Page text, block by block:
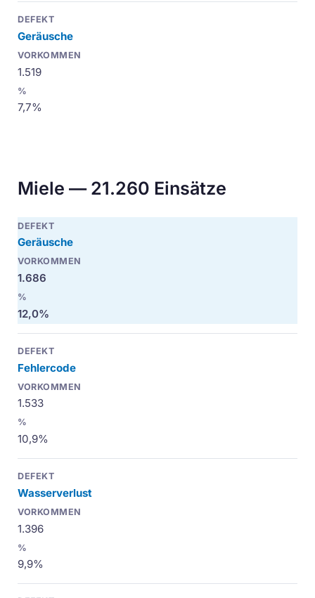
Geräusche
1.519
7,7%
Miele — 21.260 Einsätze
Geräusche
1.686
12,0%
Fehlercode
1.533
10,9%
Wasserverlust
1.396
9,9%